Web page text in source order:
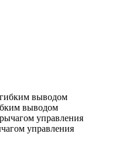
выводом
управления